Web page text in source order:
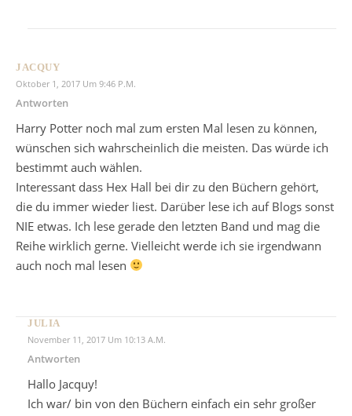
JACQUY
Oktober 1, 2017 Um 9:46 P.m.
Antworten
Harry Potter noch mal zum ersten Mal lesen zu können,
wünschen sich wahrscheinlich die meisten. Das würde ich
bestimmt auch wählen.
Interessant dass Hex Hall bei dir zu den Büchern gehört,
die du immer wieder liest. Darüber lese ich auf Blogs sonst
NIE etwas. Ich lese gerade den letzten Band und mag die
Reihe wirklich gerne. Vielleicht werde ich sie irgendwann
auch noch mal lesen
JULIA
November 11, 2017 Um 10:13 A.m.
Antworten
Hallo Jacquy!
Ich war/ bin von den Büchern einfach ein sehr großer